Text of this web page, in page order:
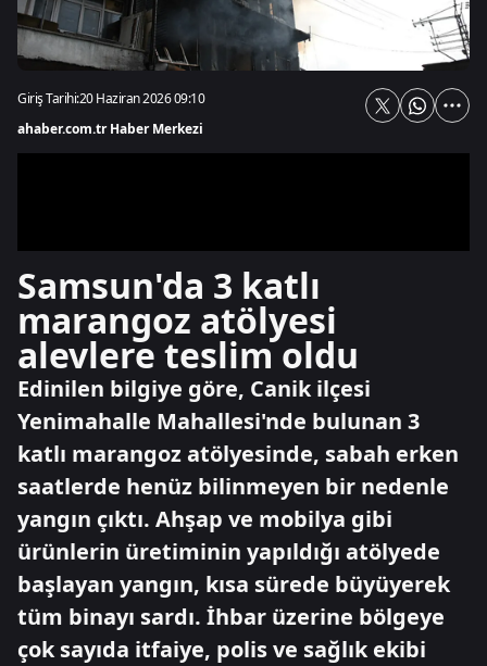
Giriş Tarihi:20 Haziran 2026 09:10
ahaber.com.tr Haber Merkezi
Samsun'da 3 katlı
marangoz atölyesi
alevlere teslim oldu
Edinilen bilgiye göre, Canik ilçesi
Yenimahalle Mahallesi'nde bulunan 3
katlı marangoz atölyesinde, sabah erken
saatlerde henüz bilinmeyen bir nedenle
yangın çıktı. Ahşap ve mobilya gibi
ürünlerin üretiminin yapıldığı atölyede
başlayan yangın, kısa sürede büyüyerek
tüm binayı sardı. İhbar üzerine bölgeye
çok sayıda itfaiye, polis ve sağlık ekibi